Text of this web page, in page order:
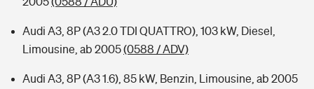
Audi A3, 8P (A3 2.0 TDI QUATTRO), 103 kW, Diesel,
Limousine, ab 2005(0588 / ADV)
Audi A3, 8P (A3 1.6), 85 kW, Benzin, Limousine, ab 2005